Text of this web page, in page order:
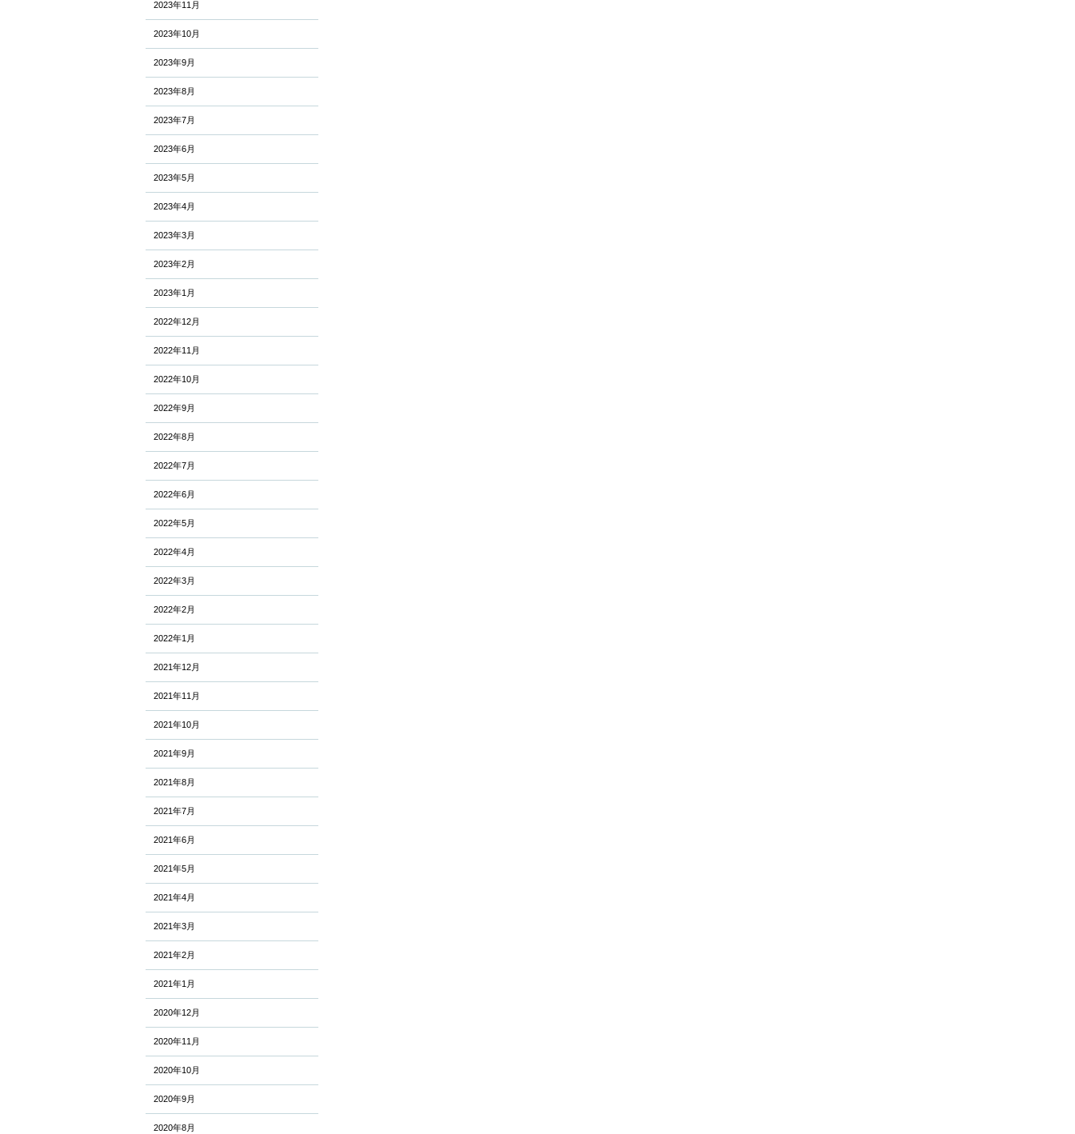
2023年11月
2023年10月
2023年9月
2023年8月
2023年7月
2023年6月
2023年5月
2023年4月
2023年3月
2023年2月
2023年1月
2022年12月
2022年11月
2022年10月
2022年9月
2022年8月
2022年7月
2022年6月
2022年5月
2022年4月
2022年3月
2022年2月
2022年1月
2021年12月
2021年11月
2021年10月
2021年9月
2021年8月
2021年7月
2021年6月
2021年5月
2021年4月
2021年3月
2021年2月
2021年1月
2020年12月
2020年11月
2020年10月
2020年9月
2020年8月